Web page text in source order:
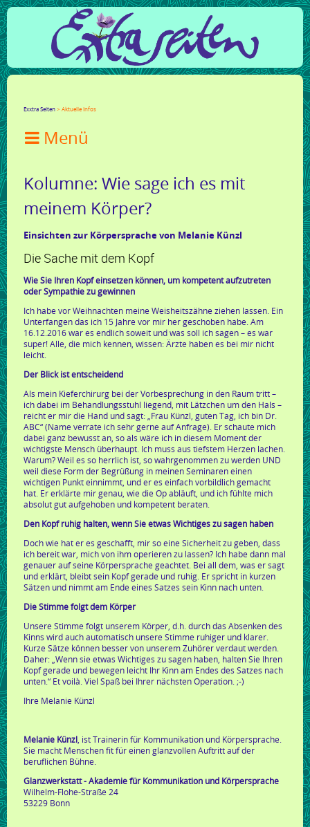
Exxtra Seiten Aktuelle Infos

Kolumne: Wie sage ich es mit
meinem Körper?
Einsichten zur Körpersprache von Melanie Künzl
Die Sache mit dem Kopf
Wie Sie Ihren Kopf einsetzen können, um kompetent aufzutreten
oder Sympathie zu gewinnen
Ich habe vor Weihnachten meine Weisheitszähne ziehen lassen. Ein
Unterfangen das ich 15 Jahre vor mir her geschoben habe. Am
16.12.2016 war es endlich soweit und was soll ich sagen – es war
super! Alle, die mich kennen, wissen: Ärzte haben es bei mir nicht
leicht.
Der Blick ist entscheidend
Als mein Kieferchirurg bei der Vorbesprechung in den Raum tritt –
ich dabei im Behandlungsstuhl liegend, mit Lätzchen um den Hals –
reicht er mir die Hand und sagt: „Frau Künzl, guten Tag, ich bin Dr.
ABC“ (Name verrate ich sehr gerne auf Anfrage). Er schaute mich
dabei ganz bewusst an, so als wäre ich in diesem Moment der
wichtigste Mensch überhaupt. Ich muss aus tiefstem Herzen lachen.
Warum? Weil es so herrlich ist, so wahrgenommen zu werden UND
weil diese Form der Begrüßung in meinen Seminaren einen
wichtigen Punkt einnimmt, und er es einfach vorbildlich gemacht
hat. Er erklärte mir genau, wie die Op abläuft, und ich fühlte mich
absolut gut aufgehoben und kompetent beraten.
Den Kopf ruhig halten,wenn Sie etwas Wichtiges zu sagen haben
Doch wie hat er es geschafft, mir so eine Sicherheit zu geben, dass
ich bereit war, mich von ihm operieren zu lassen? Ich habe dann mal
genauer auf seine Körpersprache geachtet. Bei all dem, was er sagt
und erklärt, bleibt sein Kopf gerade und ruhig. Er spricht in kurzen
Sätzen und nimmt am Ende eines Satzes sein Kinn nach unten.
Die Stimme folgt dem Körper
Unsere Stimme folgt unserem Körper, d.h. durch das Absenken des
Kinns wird auch automatisch unsere Stimme ruhiger und klarer.
Kurze Sätze können besser von unserem Zuhörer verdaut werden.
Daher: „Wenn sie etwas Wichtiges zu sagen haben, halten Sie Ihren
Kopf gerade und bewegen leicht Ihr Kinn am Endes des Satzes nach
unten.“ Et voilà. Viel Spaß bei Ihrer nächsten Operation. ;-)
Ihre Melanie Künzl
Melanie Künzl , ist Trainerin für Kommunikation und Körpersprache.
Sie macht Menschen fit für einen glanzvollen Auftritt auf der
beruflichen Bühne.
Glanzwerkstatt - Akademie für Kommunikation und Körpersprache
Wilhelm-Flohe-Straße 24
53229 Bonn